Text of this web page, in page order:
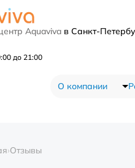
Aquaviva в Санкт-
до 21:00
О компании
›Отзывы